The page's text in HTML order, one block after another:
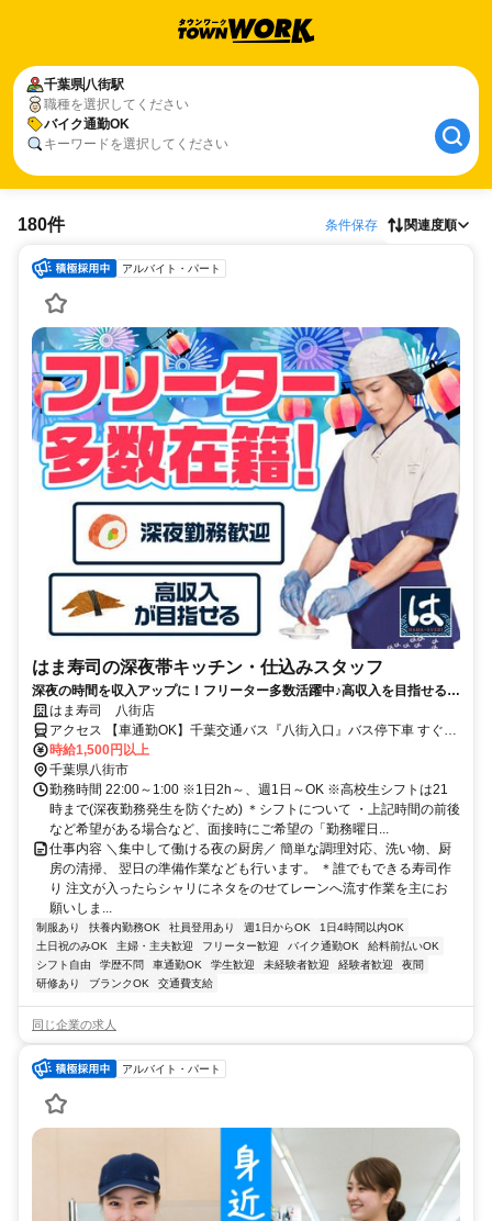
千葉県八街駅
職種を選択してください
バイク通勤OK
キーワードを選択してください
180件 条件保存 関連度順
アルバイト・パート
はま寿司の深夜帯キッチン・仕込みスタッフ
深夜の時間を収入アップに！フリーター多数活躍中♪高収入を目指せる環
境です！
はま寿司 八街店
アクセス 【車通勤OK】千葉交通バス『八街入口』バス停下車 すぐそ
ば
時給1,500円以上
千葉県八街市
勤務時間 22:00～1:00 ※1日2h～、週1日～OK ※高校生シフトは21
時まで(深夜勤務発生を防ぐため) ＊シフトについて ・上記時間の前後
など希望がある場合など、面接時にご希望の「勤務曜日...
仕事内容 ＼集中して働ける夜の厨房／ 簡単な調理対応、洗い物、厨
房の清掃、 翌日の準備作業なども行います。 ＊誰でもできる寿司作
り 注文が入ったらシャリにネタをのせてレーンへ流す作業を主にお
願いしま...
制服あり 扶養内勤務OK 社員登用あり 週1日からOK
1日4時間以内OK
土日祝のみOK
主婦・主夫歓迎 フリーター歓迎 バイク通勤OK
給料前払いOK
シフト自由
学歴不問 車通勤OK 学生歓迎 未経験者歓迎 経験者歓迎
夜間
研修あり
ブランクOK 交通費支給
同じ企業の求人
アルバイト・パート